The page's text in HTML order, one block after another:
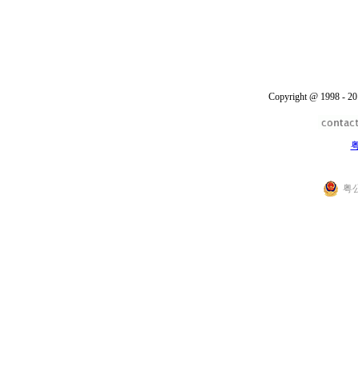
Copyright @ 1998 -
粤